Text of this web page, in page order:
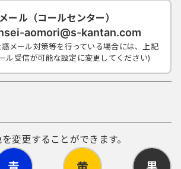
い場合は、構成団体の職権におい
ことができるものとします。
団体は、利用者ＩＤ及びパスワー
号及びパスワード（申請データ
して行われた手続きについては、
を行ったものとみなします。
の原則
が障害その他の理由により利用
た場合は、利用者は、他の方法
メール（コールセンター）
aomori@s-kantan.com
メール対策等を行っている場合には、上記
ル受信が可能な設定に変更してください)
変更することができます。